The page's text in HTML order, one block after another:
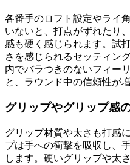
各番手のロフト設定やライ
いないと、打点がずれたり
感も硬く感じられます。試
さを感じられるセッティン
内でバラつきのないフィー
と、ラウンド中の信頼性が増
グリップやグリップ感
グリップ材質や太さも打感
プは手への衝撃を吸収し、
します。硬いグリップや太